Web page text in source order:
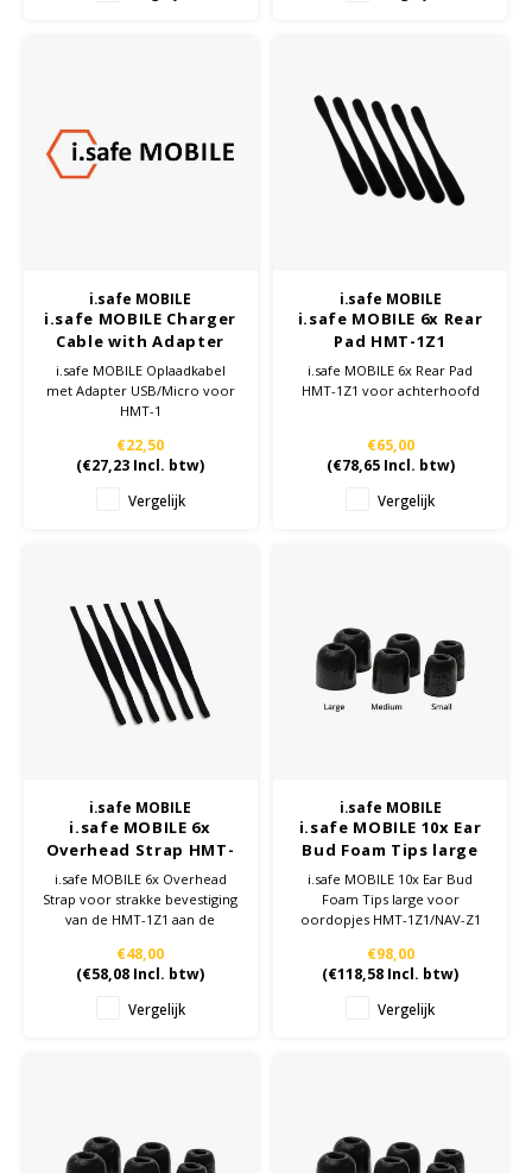
Ruggear
UK Underwater Kinetics
i.safe MOBILE
i.safe MOBILE Charger
Cable with Adapter
USB/Micro HMT-1
i.safe MOBILE Oplaadkabel
met Adapter USB/Micro voor
HMT-1
€22,50
(€27,23 Incl. btw)
Vergelijk
i.safe MOBILE
i.safe MOBILE 6x Rear
Pad HMT-1Z1
i.safe MOBILE 6x Rear Pad
HMT-1Z1 voor achterhoofd
€65,00
(€78,65Incl. btw)
Vergelijk
i.safe MOBILE
i.safe MOBILE 6x
Overhead Strap HMT-
1Z1
i.safe MOBILE 6x Overhead
Strap voor strakke bevestiging
van de HMT-1Z1 aan de
€48,00
(€58,08 Incl. btw)
Vergelijk
i.safe MOBILE
i.safe MOBILE 10x Ear
Bud Foam Tips large
voor earbuds HMT-
1Z1/NAV-Z1
i.safe MOBILE 10x Ear Bud
Foam Tips large voor
oordopjes HMT-1Z1/NAV-Z1
€98,00
(€118,58 Incl. btw)
Vergelijk